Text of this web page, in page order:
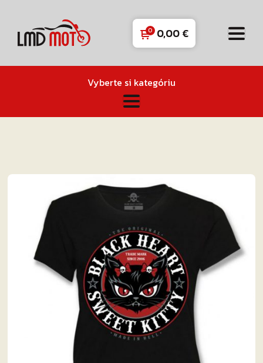
0,00€
Vyberte si kategóriu